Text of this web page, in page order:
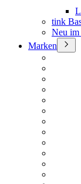
tink
Neu im
Marken